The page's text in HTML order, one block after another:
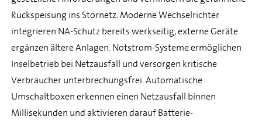
Rückspeisung ins Störnetz. Moderne Wechselrichter
integrieren NA-Schutz bereits werkseitig, externe Geräte
ergänzen ältere Anlagen. Notstrom-Systeme ermöglichen
Inselbetrieb bei Netzausfall und versorgen kritische
Verbraucher unterbrechungsfrei. Automatische
Umschaltboxen erkennen einen Netzausfall binnen
Millisekunden und aktivieren darauf Batterie-